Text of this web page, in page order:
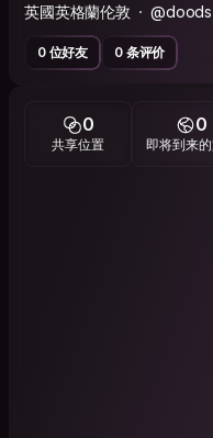
英國英格蘭伦敦 @doods
0 位好友 0 条评价
0
共享位置
0
即将到来